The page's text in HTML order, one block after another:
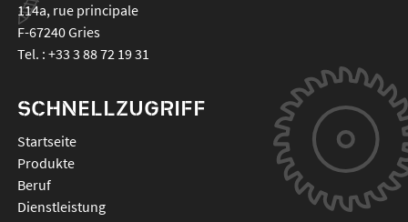
114a, rue principale
F-67240Gries
Tel. : +33 3 88 72 19 31
SCHNELLZUGRIFF
Startseite
Produkte
Beruf
Dienstleistung